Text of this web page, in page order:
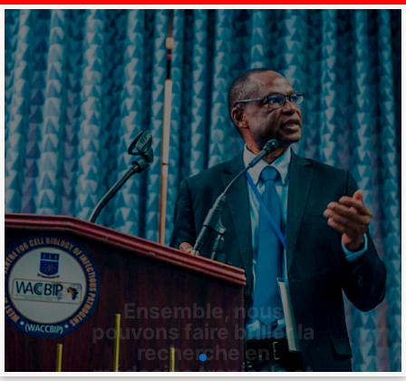
Ensemble, nous
pouvons faire briller la
recherche en
médecine tropicale et
en agriculture en
Afrique
Le Laboratoire fait partie du 𝐝𝐮 𝐡𝐚𝐮𝐭
𝐂𝐨𝐥𝐥𝐞̀𝐠𝐞 𝐝𝐞𝐬 𝐛𝐨𝐮𝐫𝐬𝐢𝐞𝐫𝐬 𝐢𝐧𝐭𝐞𝐫𝐧𝐚𝐭𝐢𝐨𝐧𝐚𝐮𝐱
𝐝𝐢𝐬𝐭𝐢𝐧𝐠𝐮𝐞́𝐬 𝐝𝐞 𝐥𝐚 𝐒𝐨𝐜𝐢𝐞́𝐭𝐞́ 𝐚𝐦𝐞́𝐫𝐢𝐜𝐚𝐢𝐧𝐞 𝐝𝐞
𝐦𝐞́𝐝𝐞𝐜𝐢𝐧𝐞 𝐭𝐫𝐨𝐩𝐢𝐜𝐚𝐥𝐞 𝐞𝐭 𝐝'𝐡𝐲𝐠𝐢𝐞̀𝐧𝐞 à travers
Professeur Ousmane Koïta
En savoir plus